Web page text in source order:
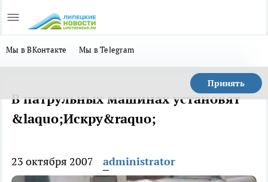
Мы в ВКонтакте Мы в Telegram
Принять
В патрульных машинах установят
&laquo;Искру&raquo;
23 октября 2007 administrator